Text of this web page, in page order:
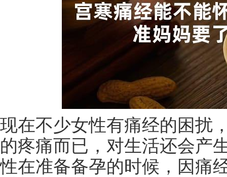
现在不少女性有痛经的困扰
的疼痛而已，对生活还会产
性在准备备孕的时候，因痛